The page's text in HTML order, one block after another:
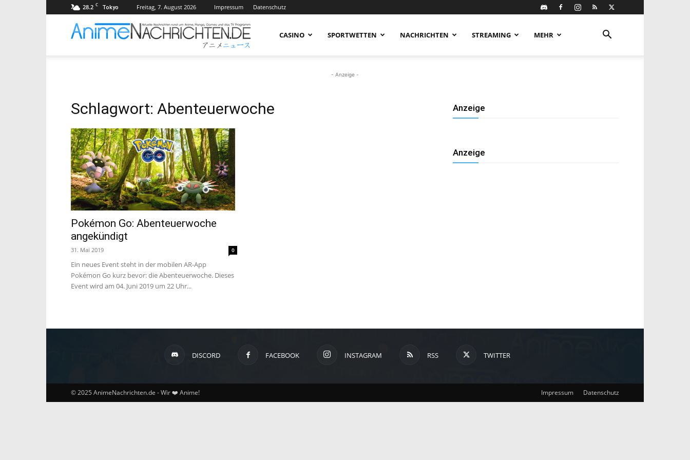
28.2 C Tokyo Freitag, 7. August 2026 Impressum Datenschutz
AnimeNachrichten
Aktuelle
Games
CASINO SPORTWETTEN NACHRICHTEN STREAMING MEHR
- Anzeige -
Schlagwort: Abenteuerwoche
Pokémon Go: Abenteuerwoche
angekündigt
31. Mai 2019 0
Ein neues Event steht in der mobilen AR-App
Pokémon Go kurz bevor: die Abenteuerwoche. Dieses
Event wird am 04. Juni 2019 um 22 Uhr...
Anzeige
Anzeige
DISCORD FACEBOOK INSTAGRAM RSS TWITTER
Impressum Datenschutz
© 2025 AnimeNachrichten.de - Wir ❤️ Anime!